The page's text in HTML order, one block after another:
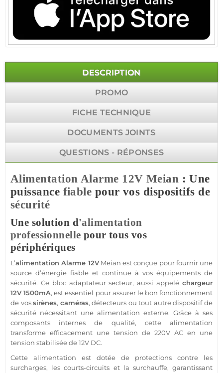
DESCRIPTION
PROMO
FICHE TECHNIQUE
DOCUMENTS JOINTS
QUESTIONS - RÉPONSES
Alimentation Alarme 12V Meian : Une
puissance fiable pour vos dispositifs de
sécurité
Une solution d'alimentation
professionnelle pour tous vos
périphériques
L’alimentation Alarme 12V Meian est conçue pour fournir une
source d’énergie fiable et continue à vos équipements de
sécurité. Ce bloc adaptateursecteur, aussi appeléchargeur
12V1500mA, est essentiel pour assurer le bon fonctionnement
de vossirènes, caméras, détecteurs ou tout autre dispositif de
sécurité nécessitant une alimentation externe. Grâce à ses
composants internes de qualité, cette alimentation
transforme efficacement une tension de 220V AC en une
tension stabilisée de12V DC.
Cette alimentation est dotée de protections contre les
surcharges, les courts-circuits et la surchauffe, garantissant